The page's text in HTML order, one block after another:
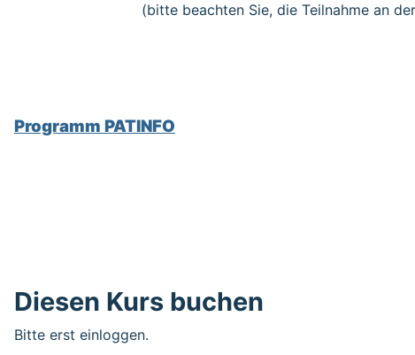
(bitte beachten Sie, die Teilnahme an
Programm PATINFO
Diesen Kurs buchen
Bitte erst einloggen.